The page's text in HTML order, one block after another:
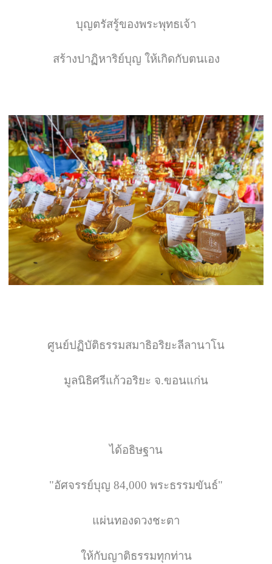
บุญตรัสรู้ของพระพุทธเจ้า
สร้างปาฏิหาริย์บุญ ให้เกิดกับตนเอง
ศูนย์ปฏิบัติธรรมสมาธิอริยะลีลานาโน
มูลนิธิศรีแก้วอริยะ จ.ขอนแก่น
ได้อธิษฐาน
"อัศจรรย์บุญ 84,000 พระธรรมขันธ์"
แผ่นทองดวงชะตา
ให้กับญาติธรรมทุกท่าน